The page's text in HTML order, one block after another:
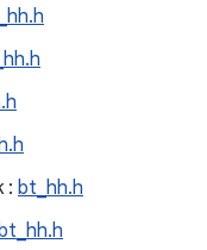
: bt_hh.h